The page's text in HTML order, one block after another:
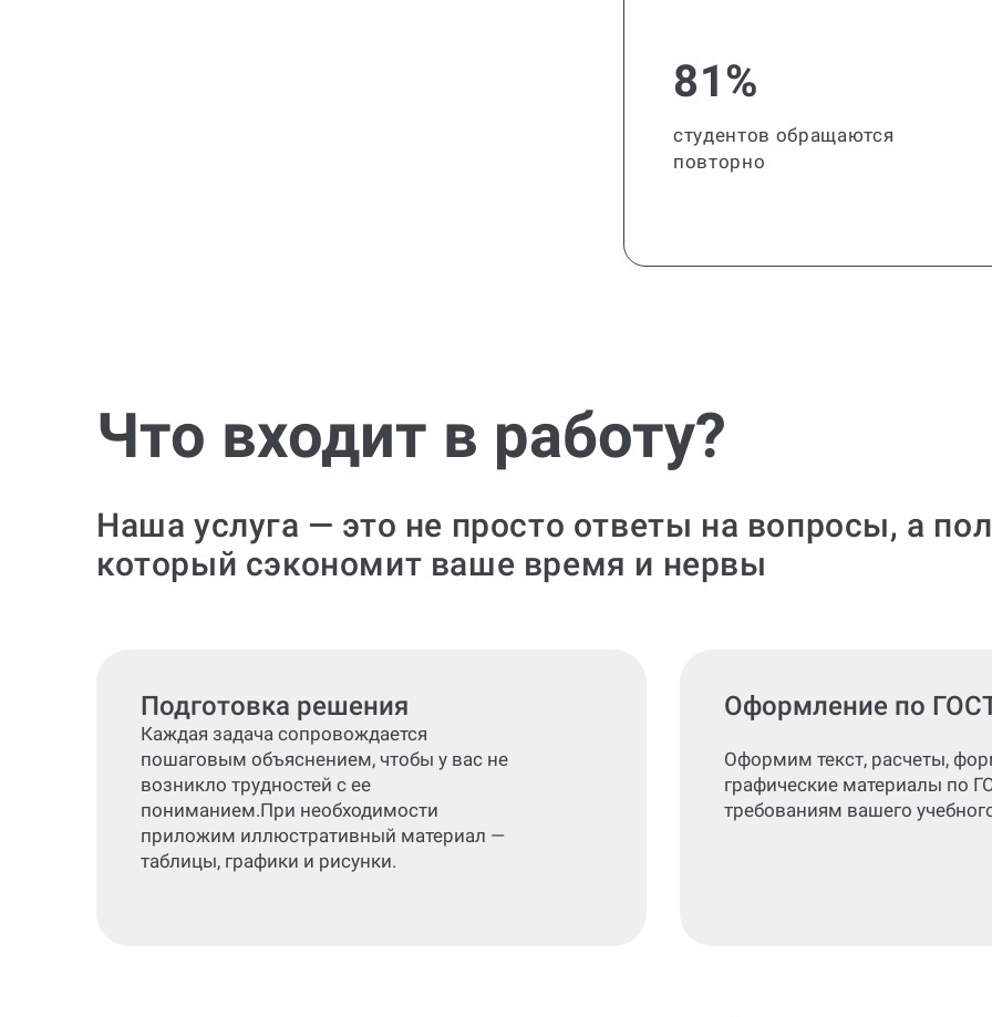
81%
студентов обращаются
повторно
Что входит в работу?
Наша услуга — это не просто ответы на вопросы, а
который сэкономит ваше время и нервы
Подготовка решения
Каждая задача сопровождается
пошаговым объяснением, чтобы у вас не
возникло трудностей с ее
пониманием.При необходимости
приложим иллюстративный материал —
таблицы, графики и рисунки.
Оформление по
Оформим текст, расчеты,
графические материалы по
требованиям вашего